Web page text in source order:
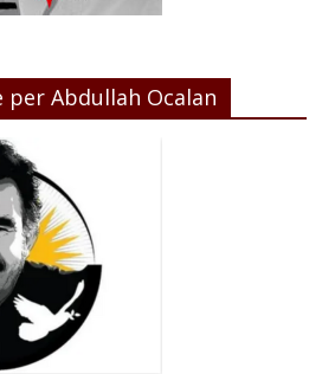
Abdullah Ocalan